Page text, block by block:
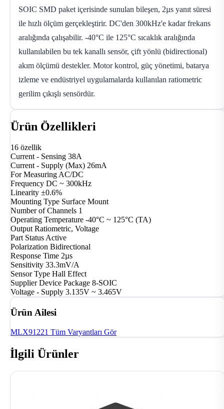
SOIC SMD paket içerisinde sunulan bileşen, 2µs yanıt süresi
ile hızlı ölçüm gerçekleştirir. DC'den 300kHz'e kadar frekans
aralığında çalışabilir. -40°C ile 125°C sıcaklık aralığında
kullanılabilen bu tek kanallı sensör, çift yönlü (bidirectional)
akım ölçümü destekler. Motor kontrol, güç yönetimi, batarya
izleme ve endüstriyel uygulamalarda kullanılan ratiometric
gerilim çıkışlı sensördür.
Ürün Özellikleri
16 özellik
Current - Sensing 38A
Current - Supply (Max) 26mA
For MeasuringAC/DC
Frequency DC ~ 300kHz
Linearity ±0.6%
Mounting Type Surface Mount
Number of Channels 1
Operating Temperature -40°C ~ 125°C (TA)
Output Ratiometric, Voltage
Part StatusActive
Polarization Bidirectional
Response Time 2µs
Sensitivity 33.3mV/A
Sensor Type Hall Effect
Supplier Device Package 8-SOIC
Voltage - Supply 3.135V ~ 3.465V
Ürün Ailesi
MLX91221 Tüm Varyantları Gör
İlgili Ürünler